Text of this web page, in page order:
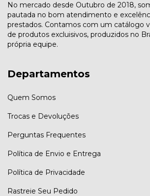
No mercado desde Outubro de 2018,
pautada no bom atendimento e
prestados. Contamos com um catálogo
de produtos excluisivos, produzidos no
própria equipe.
Departamentos
Quem Somos
Trocas e Devoluções
Perguntas Frequentes
Política de Envio e Entrega
Política de Privacidade
Rastreie Seu Pedido